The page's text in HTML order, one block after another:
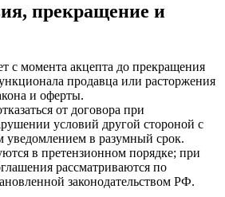
прекращение и
с момента акцепта до прекращения
продавца или расторжения
и оферты.
от договора при
условий другой стороной с
уведомлением в разумный срок.
в претензионном порядке; при
рассматриваются по
законодательством РФ.